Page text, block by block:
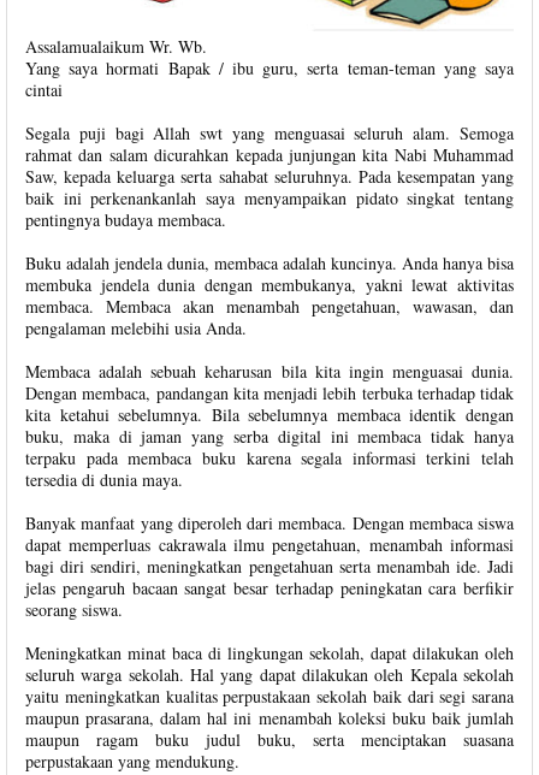
Assalamualaikum Wr. Wb.
Yang saya hormati Bapak / ibu guru, serta teman-teman yang saya
cintai
Segala puji bagi Allah swt yang menguasai seluruh alam. Semoga
rahmat dan salam dicurahkan kepada junjungan kita Nabi Muhammad
Saw, kepada keluarga serta sahabat seluruhnya. Pada kesempatan yang
baik ini perkenankanlah saya menyampaikan pidato singkat tentang
pentingnya budaya membaca.
Buku adalah jendela dunia, membaca adalah kuncinya. Anda hanya bisa
membuka jendela dunia dengan membukanya, yakni lewat aktivitas
membaca. Membaca akan menambah pengetahuan, wawasan, dan
pengalaman melebihi usia Anda.
Membaca adalah sebuah keharusan bila kita ingin menguasai dunia.
Dengan membaca, pandangan kita menjadi lebih terbuka terhadap tidak
kita ketahui sebelumnya. Bila sebelumnya membaca identik dengan
buku, maka di jaman yang serba digital ini membaca tidak hanya
terpaku pada membaca buku karena segala informasi terkini telah
tersedia di dunia maya.
Banyak manfaat yang diperoleh dari membaca. Dengan membaca siswa
dapat memperluas cakrawala ilmu pengetahuan, menambah informasi
bagi diri sendiri, meningkatkan pengetahuan serta menambah ide. Jadi
jelas pengaruh bacaan sangat besar terhadap peningkatan cara berfikir
seorang siswa.
Meningkatkan minat baca di lingkungan sekolah, dapat dilakukan oleh
seluruh warga sekolah. Hal yang dapat dilakukan oleh Kepala sekolah
yaitu meningkatkan kualitas perpustakaan sekolah baik dari segi sarana
maupun prasarana, dalam hal ini menambah koleksi buku baik jumlah
maupun ragam buku judul buku, serta menciptakan suasana
perpustakaan yang mendukung.